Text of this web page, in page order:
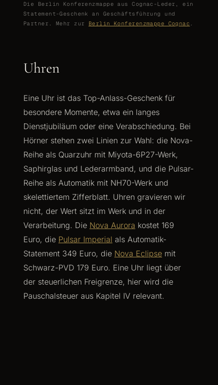
Die Berlin Konferenzmappe aus Cognac-Leder, ein
Statement-Geschenk an Geschäftsführung und
Partner. Mehr zur Berlin Konferenzmappe Cognac .
Uhren
Eine Uhr ist das Top-Anlass-Geschenk für
besondere Momente, etwa ein langes
Dienstjubiläum oder eine Verabschiedung. Bei
Hörner stehen zwei Linien zur Wahl: die Nova-
Reihe als Quarzuhr mit Miyota-6P27-Werk,
Saphirglas und Lederarmband, und die Pulsar-
Reihe als Automatik mit NH70-Werk und
skelettiertem Zifferblatt. Uhren gravieren wir
nicht, der Wert sitzt im Werk und in der
Verarbeitung. Die Nova Aurora kostet 169
Euro, die Pulsar Imperial als Automatik-
Statement 349 Euro, die Nova Eclipse mit
Schwarz-PVD 179 Euro. Eine Uhr liegt über
der steuerlichen Freigrenze, hier wird die
Pauschalsteuer aus Kapitel IV relevant.